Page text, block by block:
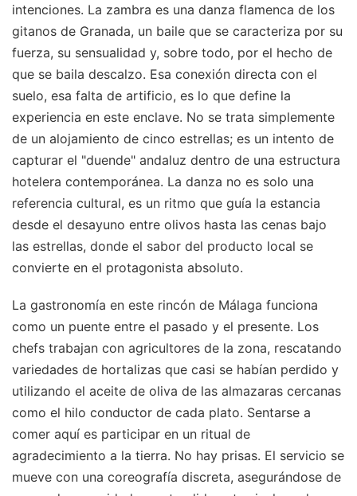
intenciones. La zambra es una danza flamenca de los
gitanos de Granada, un baile que se caracteriza por su
fuerza, su sensualidad y, sobre todo, por el hecho de
que se baila descalzo. Esa conexión directa con el
suelo, esa falta de artificio, es lo que define la
experiencia en este enclave. No se trata simplemente
de un alojamiento de cinco estrellas; es un intento de
capturar el "duende" andaluz dentro de una estructura
hotelera contemporánea. La danza no es solo una
referencia cultural, es un ritmo que guía la estancia
desde el desayuno entre olivos hasta las cenas bajo
las estrellas, donde el sabor del producto local se
convierte en el protagonista absoluto.
La gastronomía en este rincón de Málaga funciona
como un puente entre el pasado y el presente. Los
chefs trabajan con agricultores de la zona, rescatando
variedades de hortalizas que casi se habían perdido y
utilizando el aceite de oliva de las almazaras cercanas
como el hilo conductor de cada plato. Sentarse a
comer aquí es participar en un ritual de
agradecimiento a la tierra. No hay prisas. El servicio se
mueve con una coreografía discreta, asegurándose de